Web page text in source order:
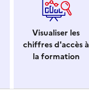
Visualiser les
chiffres d'accès à
la formation